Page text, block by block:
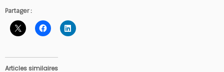
Partager :
Articles similaires